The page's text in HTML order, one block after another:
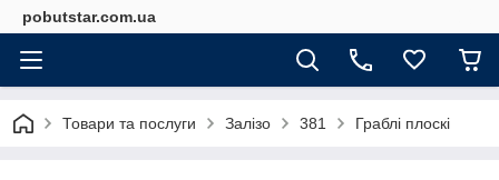
pobutstar.com.ua
Товари та послуги Залізо 381 Граблі плоскі